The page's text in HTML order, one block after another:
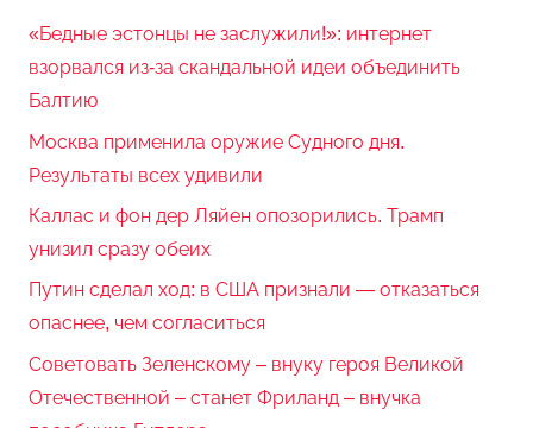
«Бедные эстонцы не заслужили!»: интернет
взорвался из-за скандальной идеи объединить
Балтию
Москва применила оружие Судного дня.
Результаты всех удивили
Каллас и фон дер Ляйен опозорились. Трамп
унизил сразу обеих
Путин сделал ход: в США признали — отказаться
опаснее, чем согласиться
Советовать Зеленскому – внуку героя Великой
Отечественной – станет Фриланд – внучка